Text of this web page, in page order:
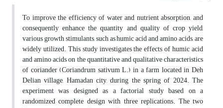
To improve the efficiency of water and nutrient absorption, and
consequently enhance the quantity and quality of crop yield,
various growth stimulants, such as humic acid and amino acids, are
widely utilized. This study investigates the effects of humic acid
and amino acids on the quantitative and qualitative characteristics
of coriander (Coriandrum sativum L.) in a farm located in Deh
Delian village, Hamadan city, during the spring of 2024. The
experiment was designed as a factorial study based on a
randomized complete design with three replications. The two